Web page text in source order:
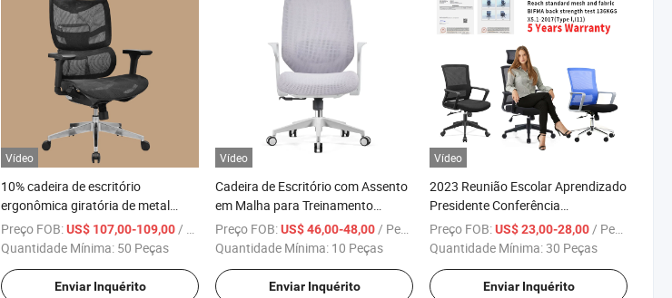
Vídeo
10% cadeira de escritório
ergonômica giratória de metal
dobrável para pessoas
preguiçosas, com massagem, para
Preço FOB:US$ 107,00-109,00 / Peça
Quantidade Mínima: 50 Peças
Enviar Inquérito
Vídeo
Cadeira de Escritório com Assento
em Malha para Treinamento
Ergonômica com Encosto Médio
Giratória Cadeira de Malha Escolar
Preço FOB:US$ 46,00-48,00 / Peça
Quantidade Mínima: 10 Peças
Enviar Inquérito
Vídeo
2023 Reunião Escolar Aprendizado
Presidente Conferência
Funcionários Rede Computador
Convidado Visitante Presidente
Preço FOB:US$ 23,00-28,00 / Peça
Quantidade Mínima:30 Peças
Enviar Inquérito